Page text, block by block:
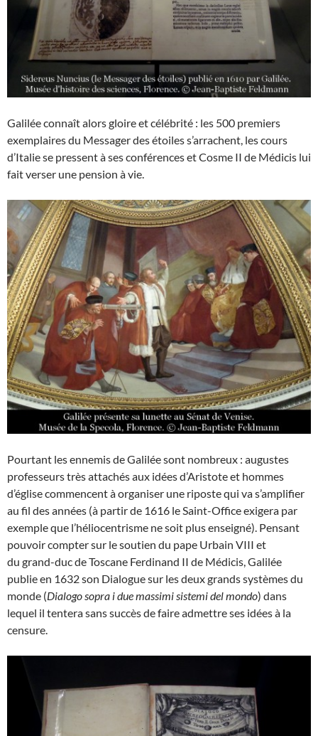
Galilée connaît alors gloire et célébrité : les 500 premiers
exemplaires du Messager des étoiles s’arrachent, les cours
d’Italie se pressent à ses conférences et Cosme II de Médicis lui
fait verser une pension à vie.
Pourtant les ennemis de Galilée sont nombreux : augustes
professeurs très attachés aux idées d’Aristote et hommes
d’église commencent à organiser une riposte qui va s’amplifier
au fil des années (à partir de 1616 le Saint-Office exigera par
exemple que l’héliocentrisme ne soit plus enseigné). Pensant
pouvoir compter sur le soutien du pape Urbain VIII et
du grand-duc de Toscane Ferdinand II de Médicis, Galilée
publie en 1632 son Dialogue sur les deux grands systèmes du
monde (Dialogo sopra i due massimi sistemi del mondo) dans
lequel il tentera sans succès de faire admettre ses idées à la
censure.